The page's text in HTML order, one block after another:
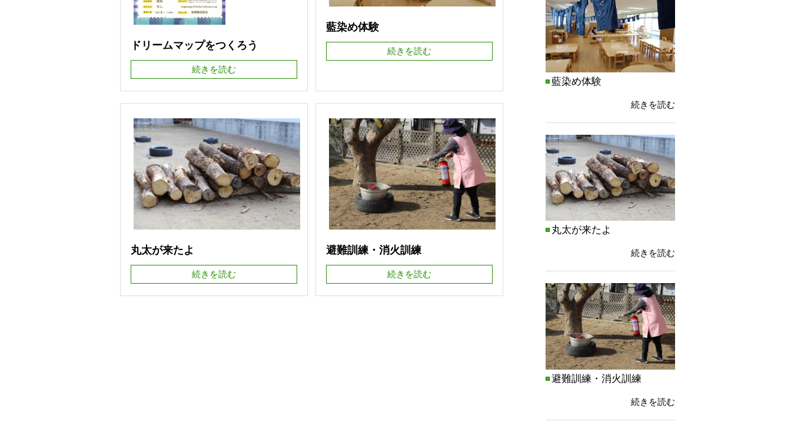
ドリームマップをつくろう
続きを読む
藍染め体験
続きを読む
丸太が来たよ
続きを読む
避難訓練・消火訓練
続きを読む
藍染め体験
続きを読む
丸太が来たよ
続きを読む
避難訓練・消火訓練
続きを読む